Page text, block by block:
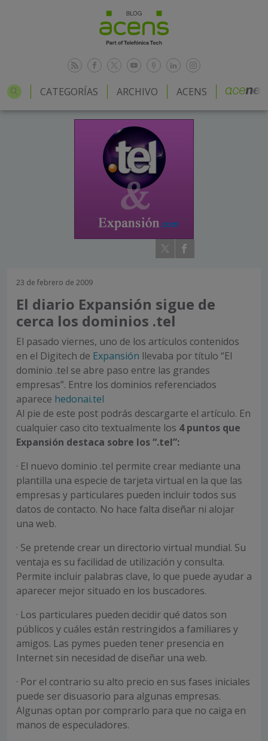
CATEGORÍAS ARCHIVO ACENS
23 de febrero de 2009
El diario Expansión sigue de
cerca los dominios .tel
El pasado viernes, uno de los artículos contenidos
en el Digitech de Expansión llevaba por título “El
dominio .tel se abre paso entre las grandes
empresas”. Entre los dominios referenciados
aparece hedonai.tel
Al pie de este post podrás descargarte el artículo. En
cualquier caso cito textualmente los 4 puntos que
Expansión destaca sobre los “.tel”:
· El nuevo dominio .tel permite crear mediante una
plantilla una especie de tarjeta virtual en la que las
empresas y particulares pueden incluir todos sus
datos de contacto. No hace falta diseñar ni alojar
una web.
· Se pretende crear un directorio virtual mundial. Su
ventaja es su facilidad de utilización y consulta.
Permite incluir palabras clave, lo que puede ayudar a
aparecer mejor situado en los buscadores.
· Los particulares pueden decidir qué datos son
públicos y cuáles están restringidos a familiares y
amigos. Las pymes pueden tener presencia en
Internet sin necesidad de diseñar una web.
· Por el contrario su alto precio en sus fases iniciales
puede ser disuasorio para algunas empresas.
Algunas optan por comprarlo para que no caiga en
manos de especuladores.